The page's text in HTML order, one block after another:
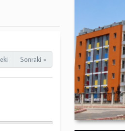
Sonraki »